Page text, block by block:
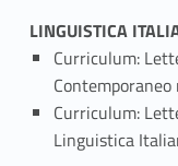
LINGUISTICA
Curriculum:
Curriculum:
Linguistica